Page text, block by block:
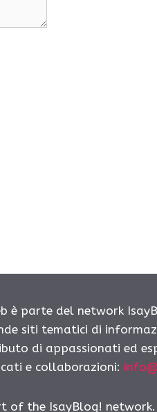
è parte del network
siti tematici di
di appassionati ed
e collaborazioni:
of the IsayBlog!